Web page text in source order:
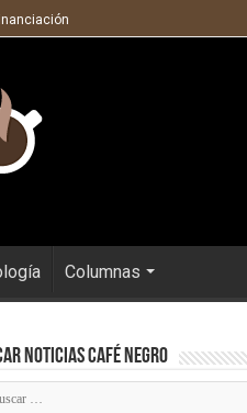
Columnas
Noticias Café Negro